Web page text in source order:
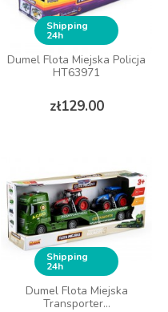
Shipping
24h
Dumel Flota Miejska Policja
HT63971
zł129.00
Price
Shipping
24h
Dumel Flota Miejska
Transporter...